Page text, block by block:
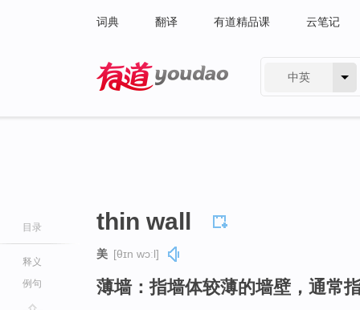
词典 翻译 有道精品课 云笔记
中英
目录
释义
例句
thin wall
美 [θɪn wɔːl]
薄墙：指墙体较薄的墙壁，通常